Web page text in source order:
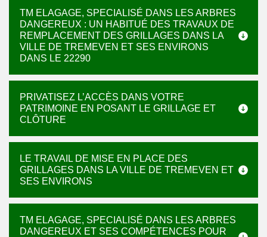
TM ELAGAGE, SPECIALISÉ DANS LES ARBRES
DANGEREUX : UN HABITUÉ DES TRAVAUX DE
REMPLACEMENT DES GRILLAGES DANS LA
VILLE DE TREMEVEN ET SES ENVIRONS
DANS LE 22290
PRIVATISEZ L’ACCÈS DANS VOTRE
PATRIMOINE EN POSANT LE GRILLAGE ET
CLÔTURE
LE TRAVAIL DE MISE EN PLACE DES
GRILLAGES DANS LA VILLE DE TREMEVEN ET
SES ENVIRONS
TM ELAGAGE, SPECIALISÉ DANS LES ARBRES
DANGEREUX ET SES COMPÉTENCES POUR